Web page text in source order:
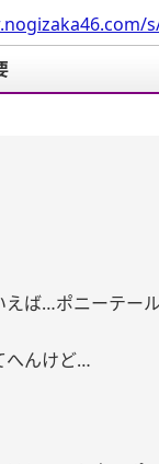
えば…ポニーテー
へんけど…